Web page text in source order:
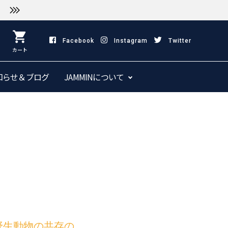
shopping_cart
カート
Facebook Instagram Twitter
らせ＆ブログ JAMMINについて